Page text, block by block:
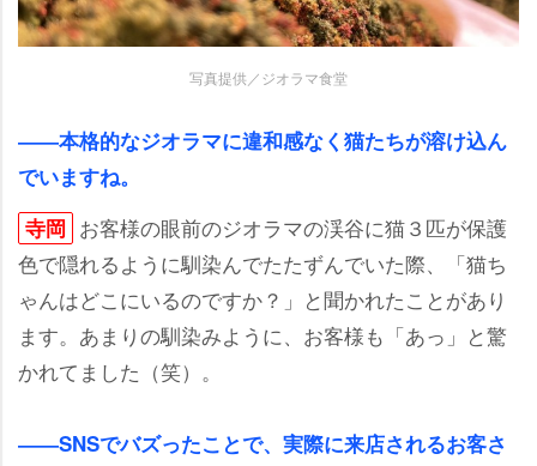
写真提供／ジオラマ食堂
――本格的なジオラマに違和感なく猫たちが溶け込ん
でいますね。
寺岡 お客様の眼前のジオラマの渓谷に猫３匹が保護
色で隠れるように馴染んでたたずんでいた際、「猫ち
ゃんはどこにいるのですか？」と聞かれたことがあり
ます。あまりの馴染みように、お客様も「あっ」と驚
かれてました（笑）。
――SNSでバズったことで、実際に来店されるお客さ